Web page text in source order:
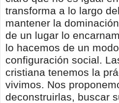
transforma a lo largo
mantener la
de un lugar lo
lo hacemos de un
configuración social.
cristiana tenemos la
vivimos. Nos
deconstruirlas, buscar